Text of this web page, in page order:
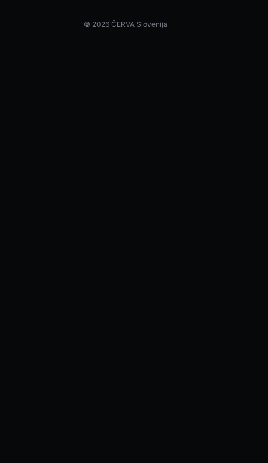
© 2026 ČERVA Slovenija